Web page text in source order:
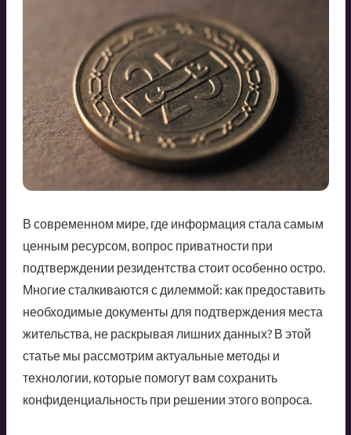
В современном мире, где информация стала самым
ценным ресурсом, вопрос приватности при
подтверждении резидентства стоит особенно остро.
Многие сталкиваются с дилеммой: как предоставить
необходимые документы для подтверждения места
жительства, не раскрывая лишних данных? В этой
статье мы рассмотрим актуальные методы и
технологии, которые помогут вам сохранить
конфиденциальность при решении этого вопроса.